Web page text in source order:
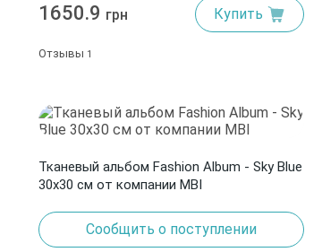
1650.9 грн Купить
Отзывы 1
Тканевый альбом Fashion Album - Sky Blue
30х30 см от компании MBI
Сообщить о поступлении